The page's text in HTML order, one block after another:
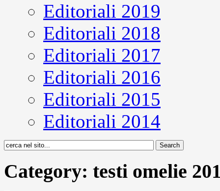
Editoriali 2019
Editoriali 2018
Editoriali 2017
Editoriali 2016
Editoriali 2015
Editoriali 2014
Category: testi omelie